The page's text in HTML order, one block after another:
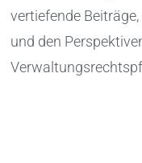
vertiefende
und den